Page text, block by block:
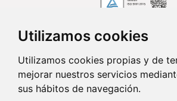
Utilizamos cookies
Utilizamos cookies propias y de
mejorar nuestros servicios
sus hábitos de navegación.
Síguenos en...
Contacto